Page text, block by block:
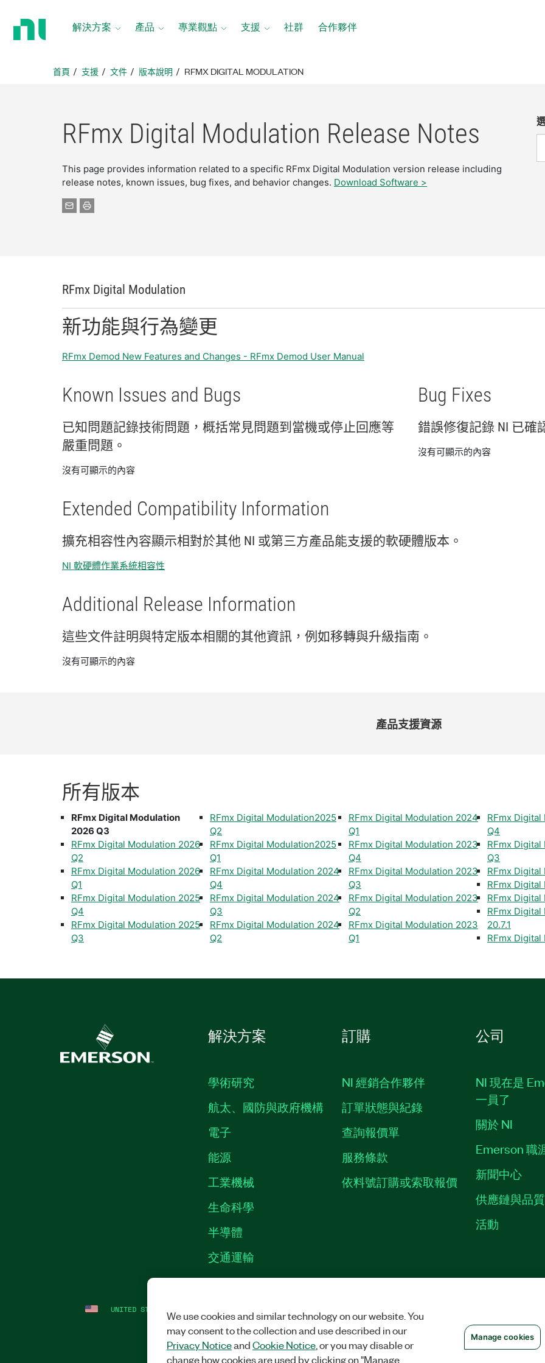
解決方案 產品 專業觀點 支援 社群 合作夥伴
首頁 支援 文件 版本說明 RFMX DIGITAL MODULATION
RFmx Digital Modulation Release Notes
This page provides information related to a specific RFmx Digital Modulation version release including
release notes, known issues, bug fixes, and behavior changes. Download Software >
RFmx Digital Modulation
新功能與行為變更
RFmx Demod New Features and Changes - RFmx Demod User Manual
Known Issues and Bugs
已知 問題記錄技術問題， 概括常見問題到 當機或停止 回應等
嚴重問題。
沒有可顯示的內容
Bug Fixes
錯誤修復記錄 NI 已確
沒有可顯示的內容
Extended Compatibility Information
擴充相容性內容顯示相對於其他 NI 或第三方產品能支援的軟硬體版本。
NI 軟硬體作業系統相容性
Additional Release Information
這些文件註明與特定版本相關的其他資訊， 例如移轉與升級指南。
沒有可顯示的內容
產品支援資源
所有版本
RFmx Digital Modulation
2026 Q3
RFmx Digital Modulation 2026
Q2
RFmx Digital Modulation 2026
Q1
RFmx Digital Modulation 2025
Q4
RFmx Digital Modulation 2025
Q3
RFmx Digital Modulation2025
Q2
RFmx Digital Modulation2025
Q1
RFmx Digital Modulation 2024
Q4
RFmx Digital Modulation 2024
Q3
RFmx Digital Modulation 2024
Q2
RFmx Digital Modulation 2024
Q1
RFmx Digital Modulation 2023
Q4
RFmx Digital Modulation 2023
Q3
RFmx Digital Modulation 2023
Q2
RFmx Digital Modulation 2023
Q1
RFmx
Q4
RFmx
Q3
RFmx Digital
RFmx Digital
RFmx Digital
RFmx
20.7.1
RFmx
解決方案
學術研究
航太、國防與政府機構
電子
能源
工業機械
生命科學
半導體
交通運輸
訂購
NI 經銷合作夥伴
訂單狀態與紀錄
查詢報價單
服務條款
依料號訂購或索取報價
公司
NI 現在是
一員了
關於 NI
Emerson 職
新聞中心
供應鏈與品質
活動
UNITED STATES We use cookies and similar technology on our website. You
may consent to the collection and use described in our
Privacy NoticeandCookie Notice, or you may disable or
change how cookies are used by clicking on "Manage
Manage cookies